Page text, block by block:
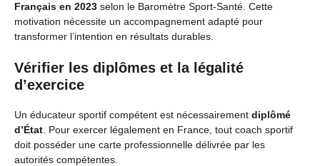
Français en 2023 selon le Baromètre Sport-Santé. Cette
motivation nécessite un accompagnement adapté pour
transformer l’intention en résultats durables.
Vérifier les diplômes et la légalité
d’exercice
Un éducateur sportif compétent est nécessairement diplômé
d’État . Pour exercer légalement en France, tout coach sportif
doit posséder une carte professionnelle délivrée par les
autorités compétentes.